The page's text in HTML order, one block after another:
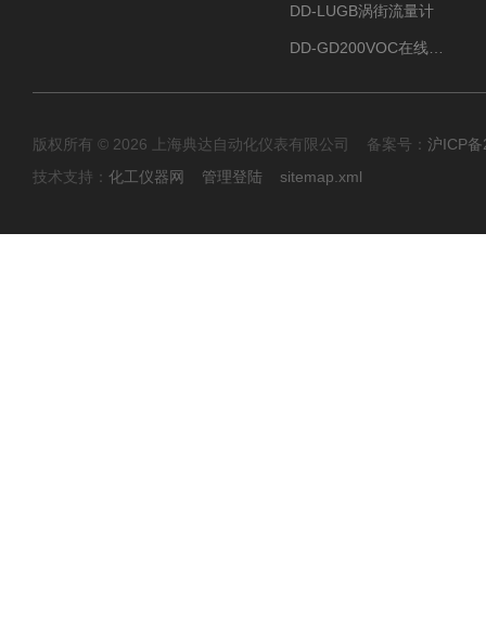
DD-LUGB涡街流量计
版权所有 © 2026 上海典达自动化仪表有限公司 备案号： 沪ICP
技术支持： 化工仪器网 管理登陆 sitemap.xml